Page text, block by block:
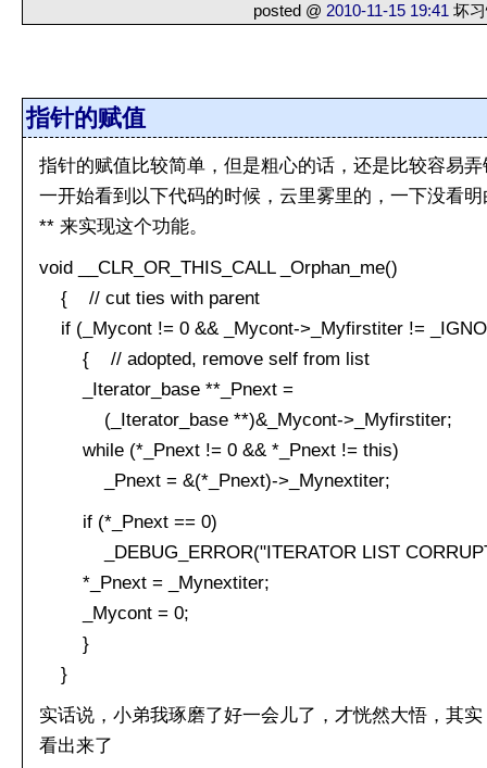
posted @ 2010-11-15 19:41 坏
指针的赋值
指针的赋值比较简单，但是粗心的话，还是比较容易
一开始看到以下代码的时候，云里雾里的，一下没看
** 来实现这个功能。
void __CLR_OR_THIS_CALL _Orphan_me()
{ // cut ties with parent
if (_Mycont != 0 && _Mycont->_Myfirstiter !=
{ // adopted, remove self from list
_Iterator_base **_Pnext =
(_Iterator_base **)&_Mycont->_Myfirstiter;
while (*_Pnext != 0 && *_Pnext != this)
_Pnext = &(*_Pnext)->_Mynextiter;
if (*_Pnext == 0)
_DEBUG_ERROR("ITERATOR LIST
*_Pnext = _Mynextiter;
_Mycont = 0;
}
}
实话说，小弟我琢磨了好一会儿了，才恍然大悟，其
看出来了